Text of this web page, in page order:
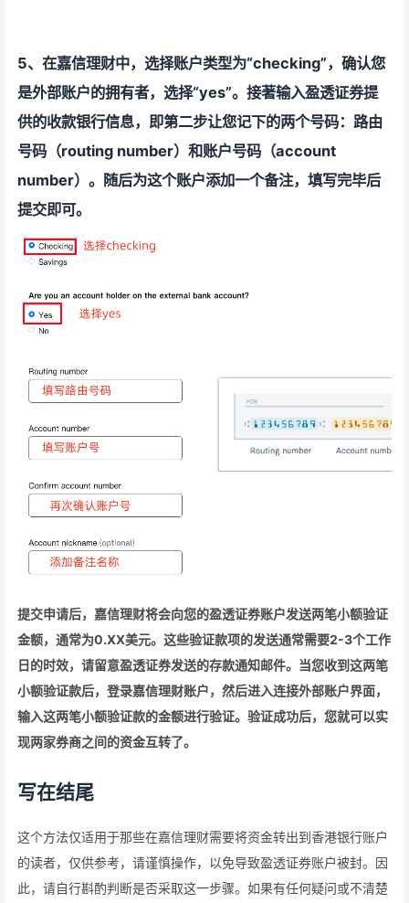
5、在嘉信理财中，选择账户类型为“checking”，确认您
是外部账户的拥有者，选择“yes”。接著输入盈透证券提
供的收款银行信息，即第二步让您记下的两个号码：路由
号码（routing number）和账户号码（account
number）。随后为这个账户添加一个备注，填写完毕后
提交即可。
提交申请后，嘉信理财将会向您的盈透证券账户发送两笔小额验证
金额，通常为0.XX美元。这些验证款项的发送通常需要2-3个工作
日的时效，请留意盈透证券发送的存款通知邮件。当您收到这两笔
小额验证款后，登录嘉信理财账户，然后进入连接外部账户界面，
输入这两笔小额验证款的金额进行验证。验证成功后，您就可以实
现两家券商之间的资金互转了。
写在结尾
这个方法仅适用于那些在嘉信理财需要将资金转出到香港银行账户
的读者，仅供参考，请谨慎操作，以免导致盈透证券账户被封。因
此，请自行斟酌判断是否采取这一步骤。如果有任何疑问或不清楚